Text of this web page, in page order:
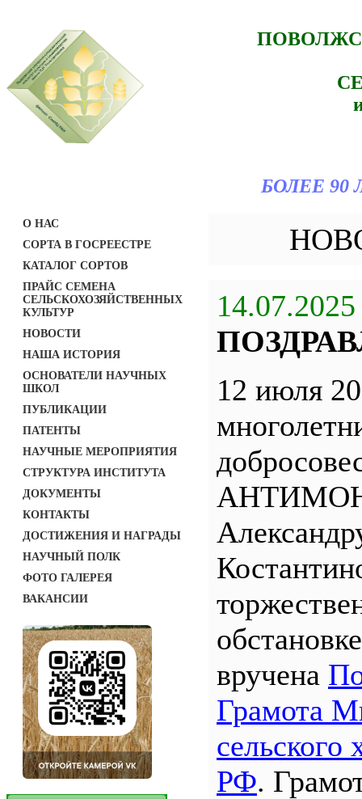
БОЛЕЕ
О НАС
СОРТА В ГОСРЕЕСТРЕ
КАТАЛОГ СОРТОВ
ПРАЙС СЕМЕНА
СЕЛЬСКОХОЗЯЙСТВЕННЫХ
КУЛЬТУР
НОВОСТИ
НАША ИСТОРИЯ
ОСНОВАТЕЛИ НАУЧНЫХ
ШКОЛ
ПУБЛИКАЦИИ
ПАТЕНТЫ
НАУЧНЫЕ МЕРОПРИЯТИЯ
СТРУКТУРА ИНСТИТУТА
ДОКУМЕНТЫ
КОНТАКТЫ
ДОСТИЖЕНИЯ И НАГРАДЫ
НАУЧНЫЙ ПОЛК
ФОТО ГАЛЕРЕЯ
ВАКАНСИИ
14.07.2025
12 июля
вручена
Грамота
сельского
РФ.